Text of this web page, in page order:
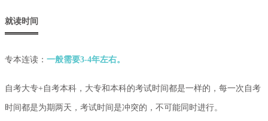
就读时间
专本连读： 一般需要3-4年左右。
自考大专+自考本科，大专和本科的考试时间都是一样的，每一次自考
时间都是为期两天，考试时间是冲突的，不可能同时进行。